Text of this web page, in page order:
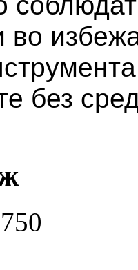
во
без